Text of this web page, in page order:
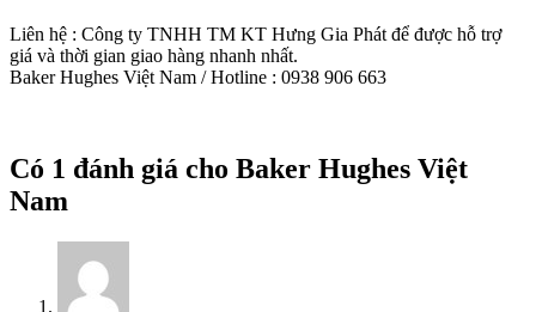
Liên hệ : Công ty TNHH TM KT Hưng Gia Phát để được hỗ trợ
giá và thời gian giao hàng nhanh nhất.
Baker Hughes Việt Nam / Hotline : 0938 906 663
Có 1 đánh giá cho Baker Hughes Việt
Nam